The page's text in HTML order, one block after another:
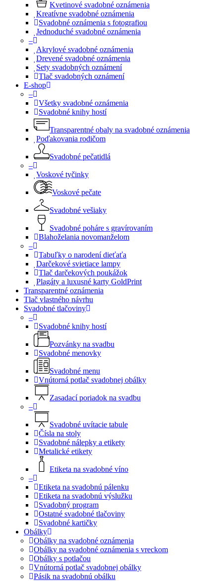
Kvetinové svadobné oznámenia
Kreatívne svadobné oznámenia
Svadobné oznámenia s fotografiou
Jednoduché svadobné oznámenia
–
Akrylové svadobné oznámenia
Drevené svadobné oznámenia
Sety svadobných oznámení
Tlač svadobných oznámení
E-shop
–
Všetky svadobné oznámenia
Svadobné knihy hostí
Transparentné obaly na svadobné oznámenia
Poďakovania rodičom
Svadobné pečatidlá
–
Voskové tyčinky
Voskové pečate
Svadobné vešiaky
Svadobné poháre s gravírovaním
Blahoželania novomanželom
–
Tabuľky o narodení dieťaťa
Darčekové svietiace lampy
Tlač darčekových poukážok
Plagáty a luxusné karty GoldPrint
Transparentné oznámenia
Tlač vlastného návrhu
Svadobné tlačoviny
–
Svadobné knihy hostí
Pozvánky na svadbu
Svadobné menovky
Svadobné menu
Vnútorná potlač svadobnej obálky
Zasadací poriadok na svadbu
–
Svadobné uvítacie tabule
Čísla na stoly
Svadobné nálepky a etikety
Metalické etikety
Etiketa na svadobné víno
–
Etiketa na svadobnú pálenku
Etiketa na svadobnú výslužku
Svadobný program
Ostatné svadobné tlačoviny
Svadobné kartičky
Obálky
Obálky na svadobné oznámenia
Obálky na svadobné oznámenia s vreckom
Obálky s potlačou
Vnútorná potlač svadobnej obálky
Pásik na svadobnú obálku